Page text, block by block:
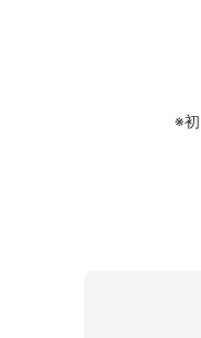
※